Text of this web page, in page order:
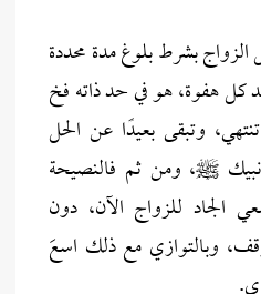
بشرط بلوغ مدة محددة
كل هفوة، هو في حد ذاته فخ
وتبقى بعيدًا عن الحل
نبيك ﷺ، ومن ثم فالنصيحة
الجاد للزواج الآن، دون
وبالتوازي مع ذلك اسعَ